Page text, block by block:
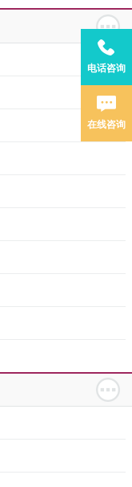
电话咨询
在线咨询